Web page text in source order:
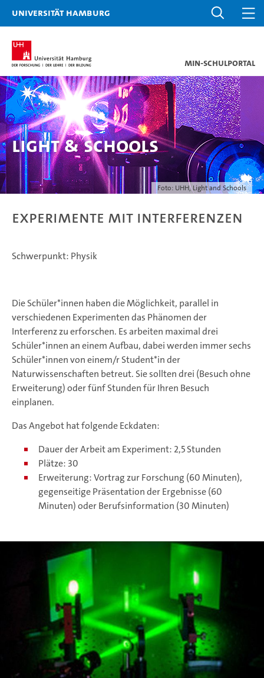
Universität Hamburg
MIN-Schulportal
Foto: UHH, Light and Schools
Light & Schools
Experimente mit Interferenzen
Schwerpunkt: Physik
Die Schüler*innen haben die Möglichkeit, parallel in
verschiedenen Experimenten das Phänomen der
Interferenz zu erforschen. Es arbeiten maximal drei
Schüler*innen an einem Aufbau, dabei werden immer sechs
Schüler*innen von einem/r Student*in der
Naturwissenschaften betreut. Sie sollten drei (Besuch ohne
Erweiterung) oder fünf Stunden für Ihren Besuch
einplanen.
Das Angebot hat folgende Eckdaten:
Dauer der Arbeit am Experiment: 2,5 Stunden
Plätze: 30
Erweiterung: Vortrag zur Forschung (60 Minuten),
gegenseitige Präsentation der Ergebnisse (60
Minuten) oder Berufsinformation (30 Minuten)